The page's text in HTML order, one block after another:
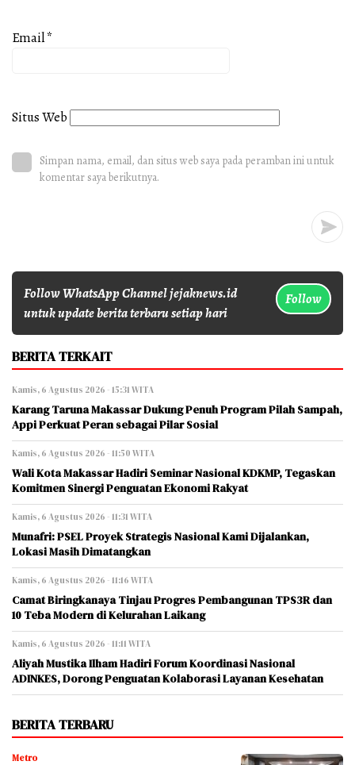
Email*
Situs Web
Simpan nama, email, dan situs web saya pada peramban ini untuk
komentar saya berikutnya.
Follow WhatsApp Channel jejaknews.id
untuk update berita terbaru setiap hari
Follow
BERITA TERKAIT
Kamis, 6 Agustus 2026 - 15:31 WITA
Karang Taruna Makassar Dukung Penuh Program Pilah Sampah,
Appi Perkuat Peran sebagai Pilar Sosial
Kamis, 6 Agustus 2026 - 11:50 WITA
Wali Kota Makassar Hadiri Seminar Nasional KDKMP, Tegaskan
Komitmen Sinergi Penguatan Ekonomi Rakyat
Kamis, 6 Agustus 2026 - 11:31 WITA
Munafri: PSEL Proyek Strategis Nasional Kami Dijalankan,
Lokasi Masih Dimatangkan
Kamis, 6 Agustus 2026 - 11:16 WITA
Camat Biringkanaya Tinjau Progres Pembangunan TPS3R dan
10 Teba Modern di Kelurahan Laikang
Kamis, 6 Agustus 2026 - 11:11 WITA
Aliyah Mustika Ilham Hadiri Forum Koordinasi Nasional
ADINKES, Dorong Penguatan Kolaborasi Layanan Kesehatan
BERITA TERBARU
Metro